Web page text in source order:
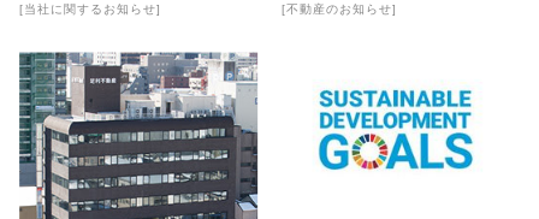
[当社に関するお知らせ] [不動産のお知らせ]